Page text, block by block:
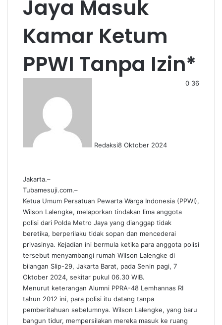
Jaya Masuk
Kamar Ketum
PPWI Tanpa Izin*
Redaksi8 Oktober 2024
0 36
Jakarta.–
Tubamesuji.com.–
Ketua Umum Persatuan Pewarta Warga Indonesia (PPWI),
Wilson Lalengke, melaporkan tindakan lima anggota
polisi dari Polda Metro Jaya yang dianggap tidak
beretika, berperilaku tidak sopan dan mencederai
privasinya. Kejadian ini bermula ketika para anggota polisi
tersebut menyambangi rumah Wilson Lalengke di
bilangan Slip-29, Jakarta Barat, pada Senin pagi, 7
Oktober 2024, sekitar pukul 06.30 WIB.
Menurut keterangan Alumni PPRA-48 Lemhannas RI
tahun 2012 ini, para polisi itu datang tanpa
pemberitahuan sebelumnya. Wilson Lalengke, yang baru
bangun tidur, mempersilakan mereka masuk ke ruang